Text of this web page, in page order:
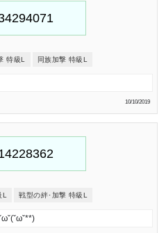
特級L 同族加撃 特級L
10/10/2019
戦型の絆･加撃 特級L